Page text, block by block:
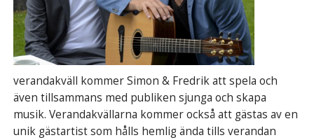
verandakväll kommer Simon & Fredrik att spela och
även tillsammans med publiken sjunga och skapa
musik. Verandakvällarna kommer också att gästas av en
unik gästartist som hålls hemlig ända tills verandan